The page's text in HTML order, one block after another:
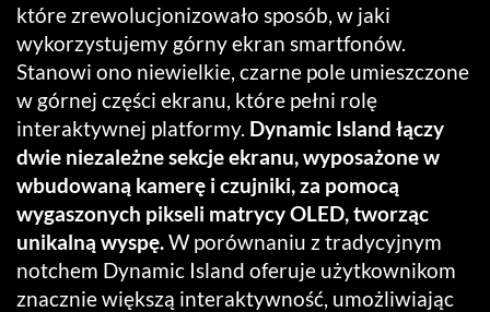
które zrewolucjonizowało sposób, w jaki
wykorzystujemy górny ekran smartfonów.
Stanowi ono niewielkie, czarne pole umieszczone
w górnej części ekranu, które pełni rolę
interaktywnej platformy. Dynamic Island łączy
dwie niezależne sekcje ekranu, wyposażone w
wbudowaną kamerę i czujniki, za pomocą
wygaszonych pikseli matrycy OLED, tworząc
unikalną wyspę.W porównaniu z tradycyjnym
notchem Dynamic Island oferuje użytkownikom
znacznie większą interaktywność, umożliwiając